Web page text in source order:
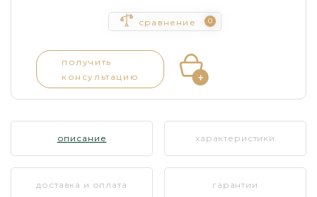
сравнение 0
получить
консультацию
описание характеристики
доставка и оплата гарантии